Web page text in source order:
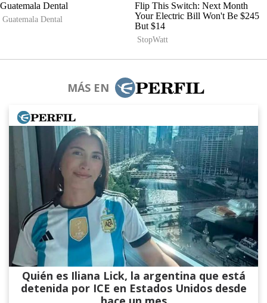
MÁS EN
Quién es Iliana Lick, la argentina que está
detenida por ICE en Estados Unidos desde